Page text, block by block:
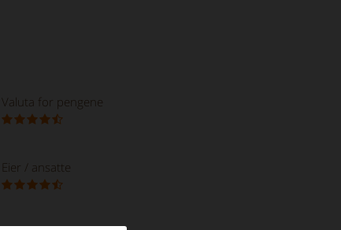
Valuta for pengene
Eier / ansatte